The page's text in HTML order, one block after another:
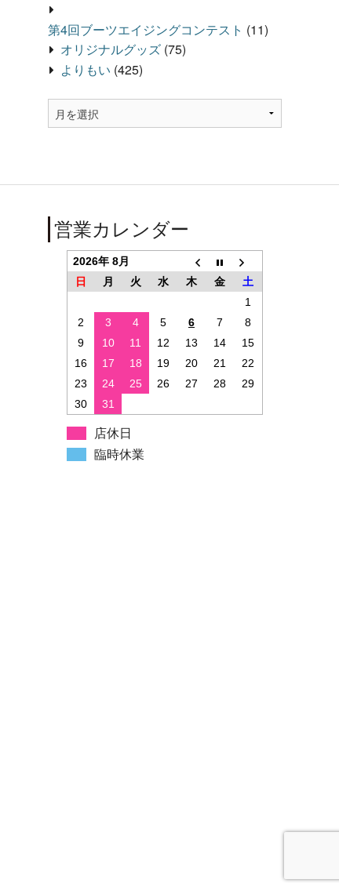
第4回ブーツエイジングコンテスト (11)
オリジナルグッズ (75)
よりもい (425)
営業カレンダー
2026年 8月
日
月 火 水 木 金
土
1
2
3 4 5 6 7
8
9
10 11 12 13 14
15
16
17 18 19 20 21
22
23
24 25 26 27 28
29
30
31
店休日
臨時休業